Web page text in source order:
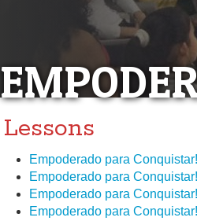
Lessons
Empoderado para
Empoderado para
Empoderado para
Empoderado para